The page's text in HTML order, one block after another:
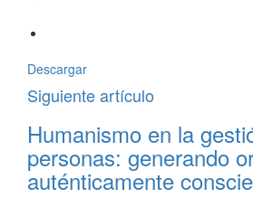
Descargar
Siguiente artículo
Humanismo en la
personas: generando
auténticamente